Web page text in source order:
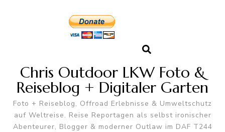
Chris Outdoor LKW Foto &
Reiseblog + Digitaler Garten
Foto + Reiseblog, Offroad Erlebnisse & Umweltschutz
auf Weltreise. Reise Reportagen als selbst ironischer
Abenteurer, Blogger & moderner Outlaw im DAF T244